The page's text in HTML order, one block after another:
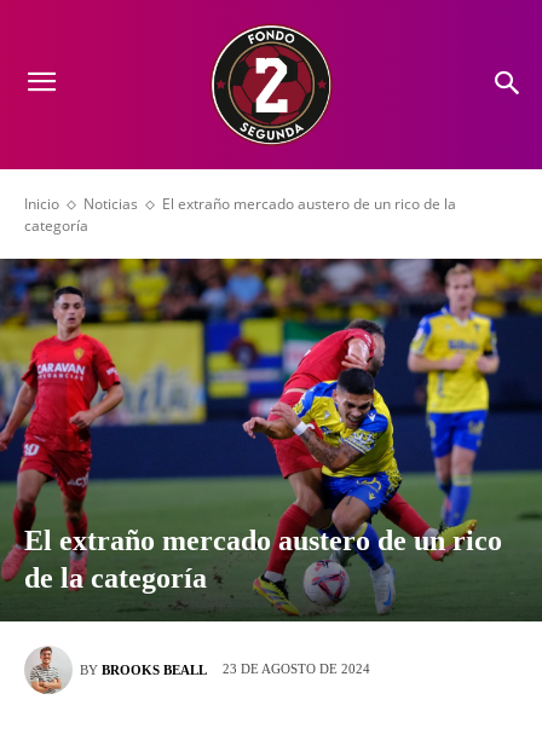
Inicio Noticias
El extraño mercado austero de un rico de la
categoría
El extraño mercado austero de un rico
de la categoría
BY BROOKS BEALL 23 DE AGOSTO DE 2024